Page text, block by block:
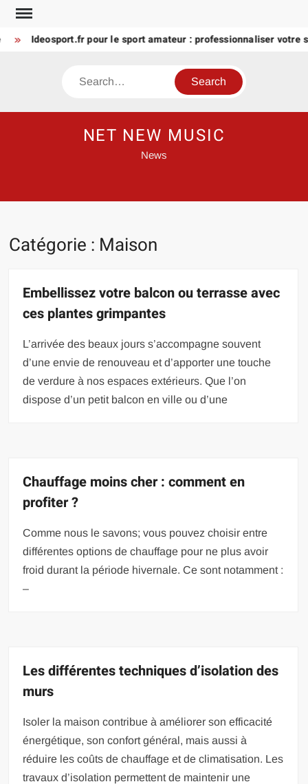
Skip
content
Ideosport.fr pour le sport amateur : professionnaliser votre suivi
Search
NET NEW MUSIC
News
Catégorie : Maison
Embellissez votre balcon ou terrasse avec
ces plantes grimpantes
L’arrivée des beaux jours s’accompagne souvent
d’une envie de renouveau et d’apporter une touche
de verdure à nos espaces extérieurs. Que l’on
dispose d’un petit balcon en ville ou d’une
Chauffage moins cher : comment en
profiter ?
Comme nous le savons; vous pouvez choisir entre
différentes options de chauffage pour ne plus avoir
froid durant la période hivernale. Ce sont notamment :
–
Les différentes techniques d’isolation des
murs
Isoler la maison contribue à améliorer son efficacité
énergétique, son confort général, mais aussi à
réduire les coûts de chauffage et de climatisation. Les
travaux d’isolation permettent de maintenir une